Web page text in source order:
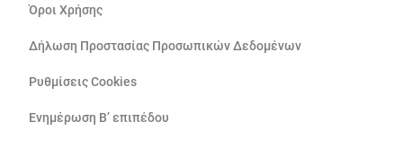
Όροι Χρήσης
Δήλωση Προστασίας Προσωπικών Δεδομένων
Ρυθμίσεις Cookies
Ενημέρωση Β’ επιπέδου